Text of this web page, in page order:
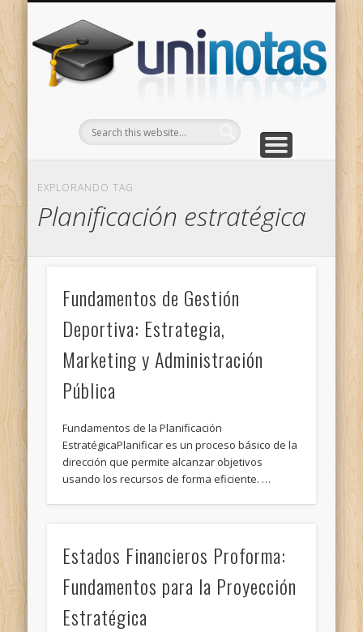
EXPLORANDO TAG
Planificación estratégica
Fundamentos de Gestión
Deportiva: Estrategia,
Marketing y Administración
Pública
Fundamentos de la Planificación
EstratégicaPlanificar es un proceso básico de la
dirección que permite alcanzar objetivos
usando los recursos de forma eficiente. …
Estados Financieros Proforma:
Fundamentos para la Proyección
Estratégica